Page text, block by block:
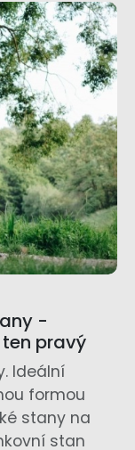
-
pravý
Ideální
formou
stany na
stan